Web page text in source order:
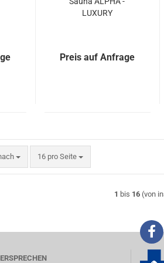
LUXURY
Preis auf Anfrage
16 pro Seite
pro Seite
1 bis 16(von